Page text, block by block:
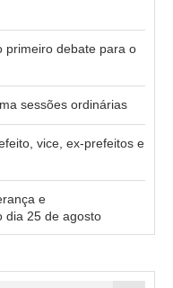
primeiro debate para o
sessões ordinárias
vice, ex-prefeitos e
e
dia 25 de agosto